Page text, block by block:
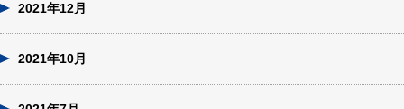
2021年12月
2021年10月